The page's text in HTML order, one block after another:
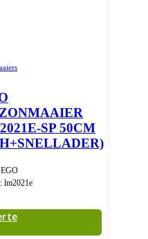
SP 50CM
lm2021e